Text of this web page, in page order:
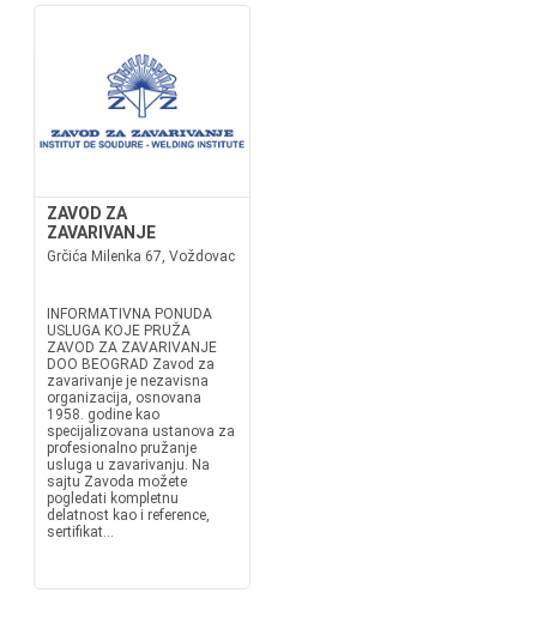
ZAVOD ZA
ZAVARIVANJE
Grčića Milenka 67, Voždovac
INFORMATIVNA PONUDA
USLUGA KOJE PRUŽA
ZAVOD ZA ZAVARIVANJE
DOO BEOGRAD Zavod za
zavarivanje je nezavisna
organizacija, osnovana
1958. godine kao
specijalizovana ustanova za
profesionalno pružanje
usluga u zavarivanju. Na
sajtu Zavoda možete
pogledati kompletnu
delatnost kao i reference,
sertifikat...